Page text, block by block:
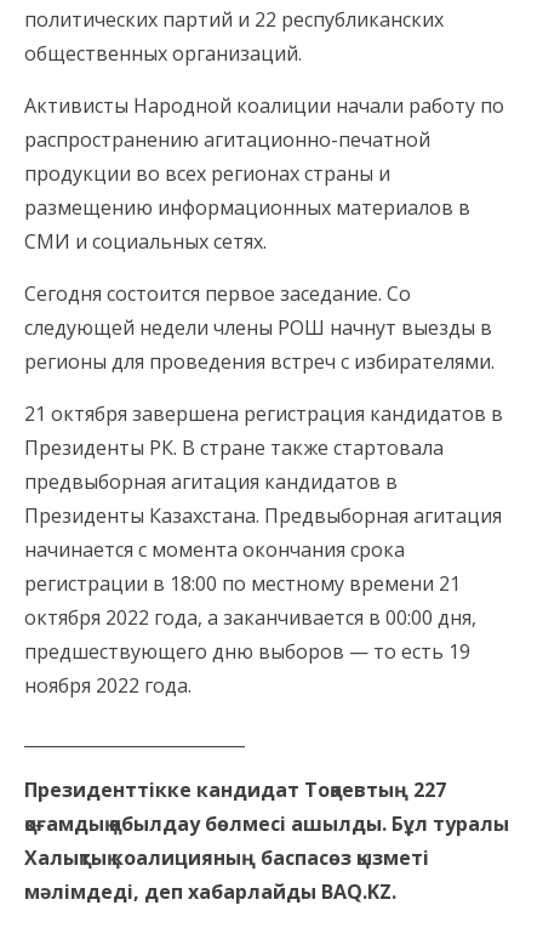
политических партий и 22 республиканских
общественных организаций.
Активисты Народной коалиции начали работу по
распространению агитационно-печатной
продукции во всех регионах страны и
размещению информационных материалов в
СМИ и социальных сетях.
Сегодня состоится первое заседание. Со
следующей недели члены РОШ начнут выезды в
регионы для проведения встреч с избирателями.
21 октября завершена регистрация кандидатов в
Президенты РК. В стране также стартовала
предвыборная агитация кандидатов в
Президенты Казахстана. Предвыборная агитация
начинается с момента окончания срока
регистрации в 18:00 по местному времени 21
октября 2022 года, а заканчивается в 00:00 дня,
предшествующего дню выборов — то есть 19
ноября 2022 года.
Президенттікке кандидат Тоқаевтың 227
қоғамдық қабылдау бөлмесі ашылды. Бұл туралы
Халықтық коалицияның баспасөз қызметі
мәлімдеді, деп хабарлайды BAQ.KZ.